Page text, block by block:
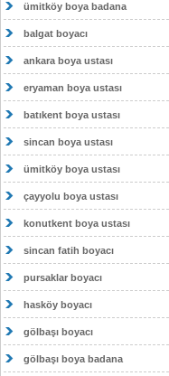
ümitköy boya badana
balgat boyacı
ankara boya ustası
eryaman boya ustası
batıkent boya ustası
sincan boya ustası
ümitköy boya ustası
çayyolu boya ustası
konutkent boya ustası
sincan fatih boyacı
pursaklar boyacı
hasköy boyacı
gölbaşı boyacı
gölbaşı boya badana